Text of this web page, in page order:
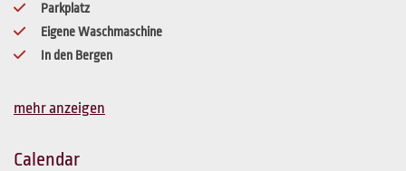
Parkplatz
Eigene Waschmaschine
In den Bergen
mehr anzeigen
Calendar